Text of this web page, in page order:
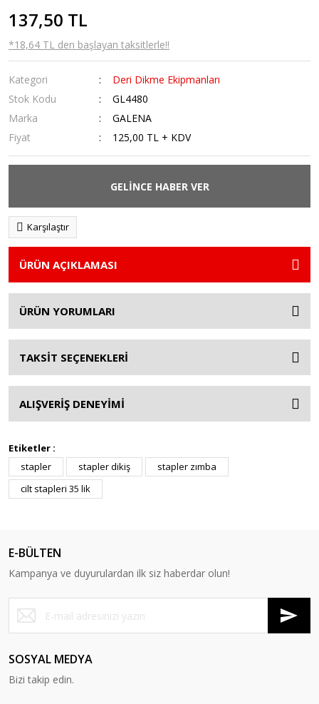
137,50 TL
*18,64 TL den başlayan taksitlerle!!
Kategori
Deri Dikme Ekipmanları
Stok Kodu
GL4480
Marka
GALENA
Fiyat
125,00 TL + KDV
GELİNCE HABER VER
Karşılaştır
ÜRÜN AÇIKLAMASI
ÜRÜN YORUMLARI
TAKSİT SEÇENEKLERİ
ALIŞVERİŞ DENEYİMİ
Etiketler :
stapler
stapler dikiş
stapler zımba
cilt stapleri 35 lik
E-BÜLTEN
Kampanya ve duyurulardan ilk siz haberdar olun!
SOSYAL MEDYA
Bizi takip edin.